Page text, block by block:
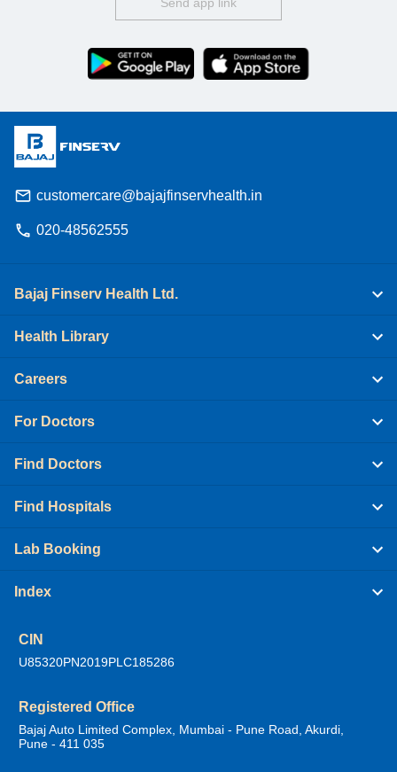
Send app link
customercare@bajajfinservhealth.in
020-48562555
Bajaj Finserv Health Ltd.
Health Library
Careers
For Doctors
Find Doctors
Find Hospitals
Lab Booking
Index
CIN
U85320PN2019PLC185286
Registered Office
Bajaj Auto Limited Complex, Mumbai - Pune Road, Akurdi,
Pune - 411 035